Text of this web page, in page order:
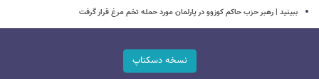
ببینید | رهبر حزب حاکم کوزوو در پارلمان مورد حمله تخم مرغ قرار گرفت
نسخه دسکتاپ